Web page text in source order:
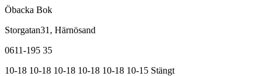
Öbacka Bok
Storgatan31, Härnösand
0611-195 35
10-18 10-18 10-18 10-18 10-18 10-15 Stängt